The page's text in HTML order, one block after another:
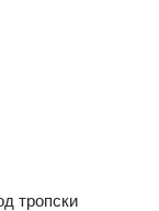
тропски